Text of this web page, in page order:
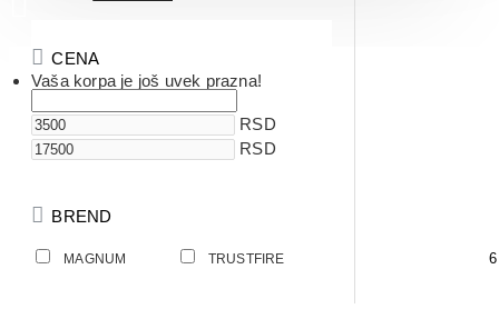
Vaša korpa je još uvek prazna!
CENA
RSD
RSD
BREND
MAGNUM 1
TRUSTFIRE 6